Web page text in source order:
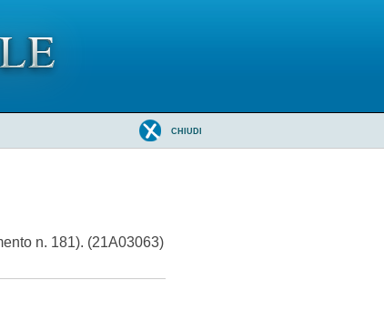
CHIUDI
n. 181). (21A03063)